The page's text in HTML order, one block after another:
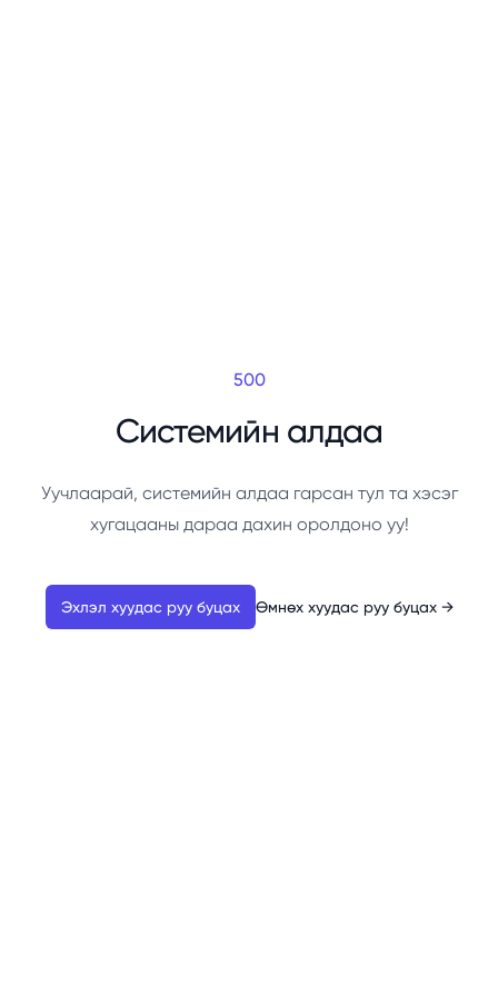
500
Системийн алдаа
Уучлаарай, системийн алдаа гарсан тул та хэсэг
хугацааны дараа дахин оролдоно уу!
Эхлэл хуудас руу буцах Өмнөх хуудас руу буцах →